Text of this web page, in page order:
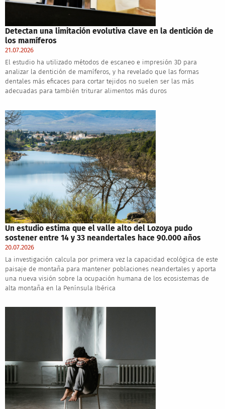
Detectan una limitación evolutiva clave en la dentición de
los mamíferos
21.07.2026
El estudio ha utilizado métodos de escaneo e impresión 3D para
analizar la dentición de mamíferos, y ha revelado que las formas
dentales más eficaces para cortar tejidos no suelen ser las más
adecuadas para también triturar alimentos más duros
Un estudio estima que el valle alto del Lozoya pudo
sostener entre 14 y 33 neandertales hace 90.000 años
20.07.2026
La investigación calcula por primera vez la capacidad ecológica de este
paisaje de montaña para mantener poblaciones neandertales y aporta
una nueva visión sobre la ocupación humana de los ecosistemas de
alta montaña en la Península Ibérica